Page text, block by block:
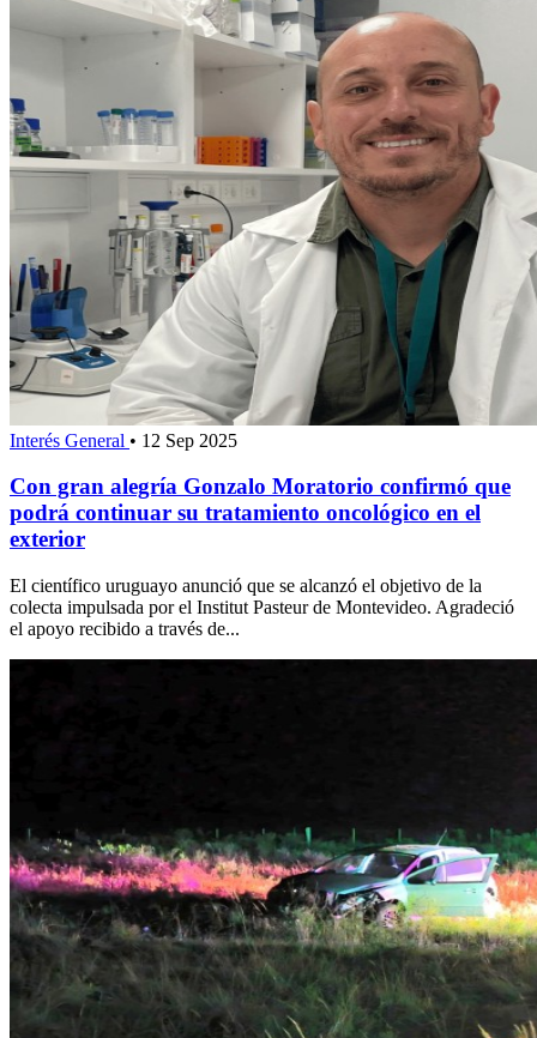
Interés General • 12 Sep 2025
Con gran alegría Gonzalo Moratorio confirmó que
podrá continuar su tratamiento oncológico en el
exterior
El científico uruguayo anunció que se alcanzó el objetivo de la
colecta impulsada por el Institut Pasteur de Montevideo. Agradeció
el apoyo recibido a través de...